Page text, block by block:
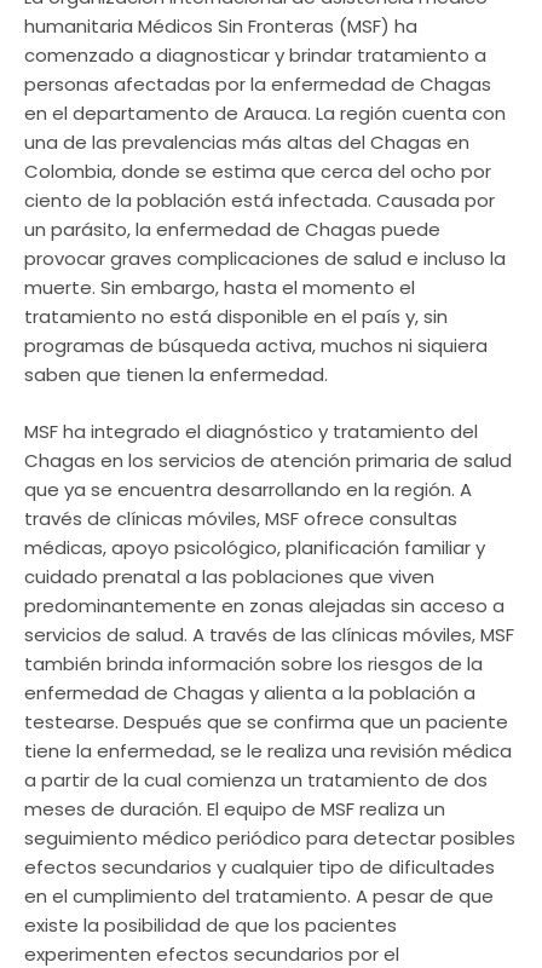
humanitaria Médicos Sin Fronteras (MSF) ha
comenzado a diagnosticar y brindar tratamiento a
personas afectadas por la enfermedad de Chagas
en el departamento de Arauca. La región cuenta con
una de las prevalencias más altas del Chagas en
Colombia, donde se estima que cerca del ocho por
ciento de la población está infectada. Causada por
un parásito, la enfermedad de Chagas puede
provocar graves complicaciones de salud e incluso la
muerte. Sin embargo, hasta el momento el
tratamiento no está disponible en el país y, sin
programas de búsqueda activa, muchos ni siquiera
saben que tienen la enfermedad.
MSF ha integrado el diagnóstico y tratamiento del
Chagas en los servicios de atención primaria de salud
que ya se encuentra desarrollando en la región. A
través de clínicas móviles, MSF ofrece consultas
médicas, apoyo psicológico, planificación familiar y
cuidado prenatal a las poblaciones que viven
predominantemente en zonas alejadas sin acceso a
servicios de salud. A través de las clínicas móviles, MSF
también brinda información sobre los riesgos de la
enfermedad de Chagas y alienta a la población a
testearse. Después que se confirma que un paciente
tiene la enfermedad, se le realiza una revisión médica
a partir de la cual comienza un tratamiento de dos
meses de duración. El equipo de MSF realiza un
seguimiento médico periódico para detectar posibles
efectos secundarios y cualquier tipo de dificultades
en el cumplimiento del tratamiento. A pesar de que
existe la posibilidad de que los pacientes
experimenten efectos secundarios por el